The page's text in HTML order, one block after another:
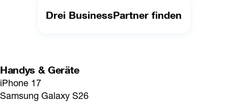
Drei BusinessPartner finden
Handys & Geräte
iPhone 17
Samsung Galaxy S26